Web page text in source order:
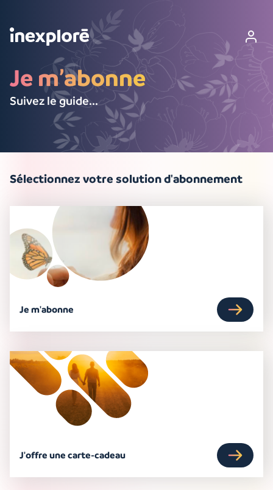
je m’abonne
Suivez le guide...
Sélectionnez votre solution d'abonnement
Je m'abonne
J'offre une carte-cadeau